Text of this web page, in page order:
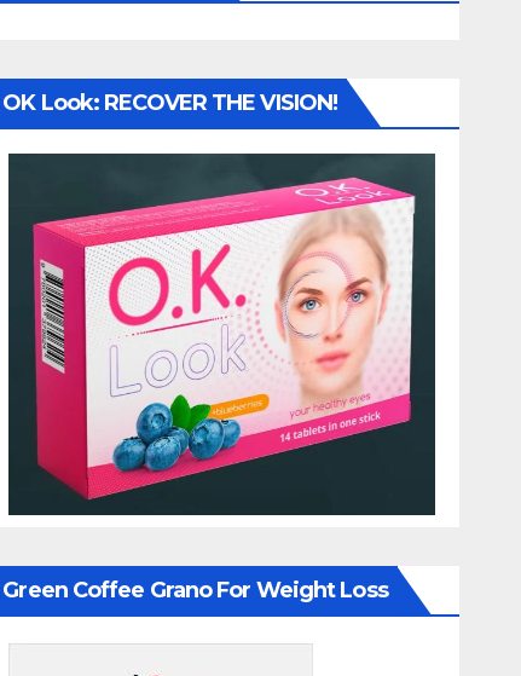
OK Look: RECOVER THE VISION!
Green Coffee Grano For Weight Loss